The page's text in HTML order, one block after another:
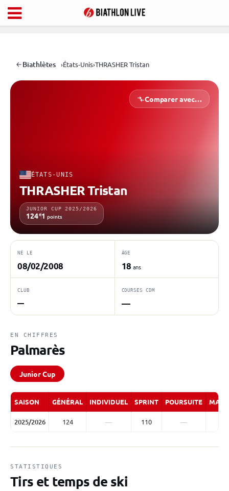
Biathlètes ›États-Unis›THRASHER Tristan
ÉTATS-UNIS
THRASHER Tristan
JUNIOR CUP 2025/2026
124e1 points
Comparer avec…
NÉ LE
08/02/2008
ÂGE
18 ans
CLUB
—
COURSES CDM
—
EN CHIFFRES
Palmarès
Junior Cup
SAISON GÉNÉRAL INDIVIDUEL SPRINT POURSUITE
2025/2026 124 — 110 —
STATISTIQUES
Tirs et temps de ski